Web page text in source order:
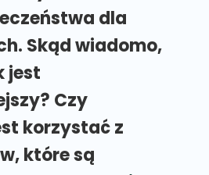
dla
Skąd wiadomo,
jest
Czy
korzystać z
które są